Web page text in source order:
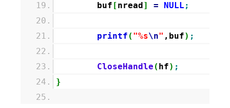
buf [nread] = NULL ;
printf ( "%s\n" ,buf) ;
CloseHandle ( hf) ;
}